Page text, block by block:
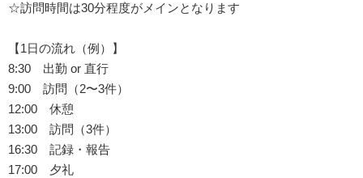
☆訪問時間は30分程度がメインとなります
【1日の流れ（例）】
8:30 出勤 or 直行
9:00 訪問（2〜3件）
12:00 休憩
13:00 訪問（3件）
16:30 記録・報告
17:00 夕礼